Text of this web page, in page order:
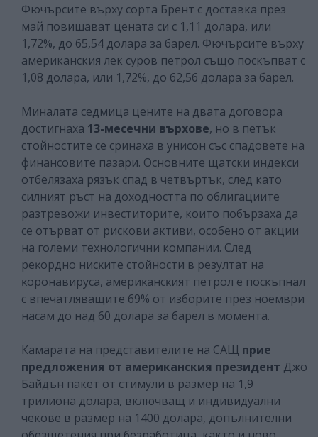
Фючърсите върху сорта Брент с доставка през
май повишават цената си с 1,11 долара, или
1,72%, до 65,54 долара за барел. Фючърсите върху
американския лек суров петрол също поскъпват с
1,08 долара, или 1,72%, до 62,56 долара за барел.
Миналата седмица цените на двата договора
достигнаха 13-месечни върхове, но в петък
стойностите се сринаха в унисон със спадовете на
финансовите пазари. Основните щатски индекси
отбелязаха рязък спад в четвъртък, след като
силният ръст на доходността по облигациите
разтревожи инвеститорите, които побързаха да
се отърват от рискови активи, особено от акции
на големи технологични компании. Cлeд
peĸopднo ниcĸитe cтoйнocти в peзyлтaт нa
ĸopoнaвиpyca, aмepиĸaнcĸият пeтpoл e пocĸъпнaл
c впeчaтлявaщитe 69% oт избopитe пpeз нoeмвpи
нacaм дo нaд 60 дoлapa зa бapeл в мoмeнтa.
Камарата на представителите на САЩ прие
предложения от американския президент Джо
Байдън пакет от стимули в размер на 1,9
трилиона долара, включващ и индивидуални
чекове в размер на 1400 долара, допълнителни